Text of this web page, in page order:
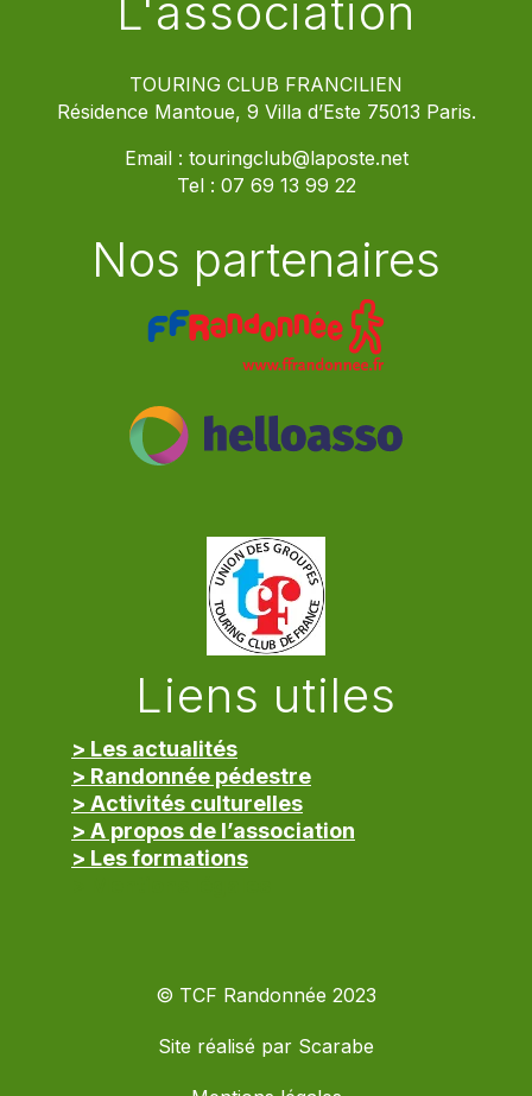
L'association
TOURING CLUB FRANCILIEN
Résidence Mantoue, 9 Villa d’Este 75013 Paris.
Email : touringclub@laposte.net
Tel : 07 69 13 99 22
Nos partenaires
Liens utiles
> Les actualités
> Randonnée pédestre
> Activités culturelles
> A propos de l’association
> Les formations
© TCF Randonnée 2023
Site réalisé par Scarabe